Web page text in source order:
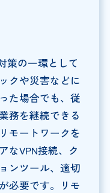
策の一環として
クや災害などに
た場合でも、従
務を継続できる
モートワークを
なVPN接続、ク
ンツール、適切
必要です。リモ